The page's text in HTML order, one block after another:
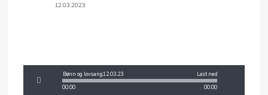
12.03.2023
00:00 00:00
Bønn og lovsang12.03.23 Last ned